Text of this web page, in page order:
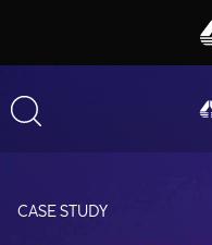
CASE STUDY